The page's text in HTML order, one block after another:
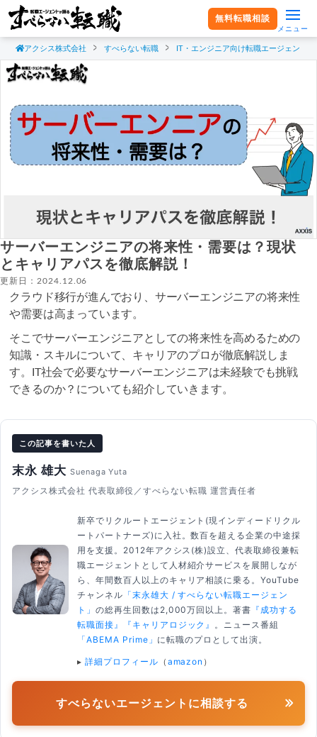
無料転職相談
メニュー
アクシス株式会社 すべらない転職 IT・エンジニア向け転職エージェント
サーバーエンジニアの将来性・需要は？現状
とキャリアパスを徹底解説！
更新日：2024.12.06
クラウド移行が進んでおり、サーバーエンジニアの将来性
や需要は高まっています。
そこでサーバーエンジニアとしての将来性を高めるための
知識・スキルについて、キャリアのプロが徹底解説しま
す。IT社会で必要なサーバーエンジニアは未経験でも挑戦
できるのか？についても紹介していきます。
この記事を書いた人
末永 雄大 Suenaga Yuta
アクシス株式会社 代表取締役／すべらない転職 運営責任者
新卒でリクルートエージェント(現インディードリクル
ートパートナーズ)に入社。数百を超える企業の中途採
用を支援。2012年アクシス(株)設立、代表取締役兼転
職エージェントとして人材紹介サービスを展開しなが
ら、年間数百人以上のキャリア相談に乗る。YouTube
チャンネル 「末永雄大 / すべらない転職エージェン
ト」 の総再生回数は2,000万回以上。著書 『成功する
転職面接』
『キャリアロジック』
。ニュース番組
「ABEMA Prime」 に転職のプロとして出演。
▸ 詳細プロフィール （ amazon ）
すべらないエージェントに相談する